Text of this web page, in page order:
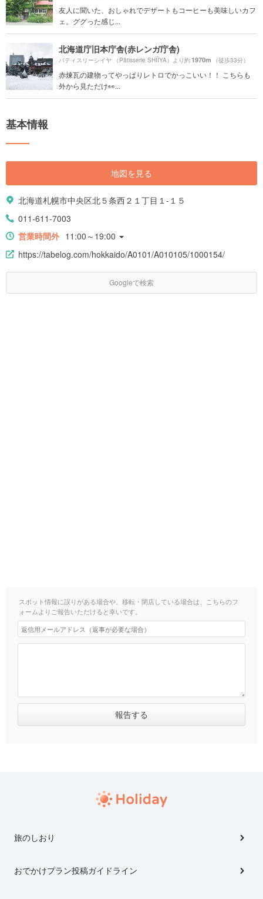
友人に聞いた、おしゃれでデザートもコーヒーも美味しいカフ
ェ。ググった感じ...
北海道庁旧本庁舎(赤レンガ庁舎)
パティスリーシイヤ （Pâtisserie SHÏÏYA）より約1970m （徒歩33分）
赤煉瓦の建物ってやっぱりレトロでかっこいい！！ こちらも
外から見ただけ👀...
基本情報
地図を見る
北海道札幌市中央区北５条西２１丁目１-１５
011-611-7003
営業時間外 11:00～19:00
https://tabelog.com/hokkaido/A0101/A010105/1000154/
Googleで検索
スポット情報に誤りがある場合や、移転・閉店している場合は、こちらのフ
ォームよりご報告いただけると幸いです。
旅のしおり
おでかけプラン投稿ガイドライン